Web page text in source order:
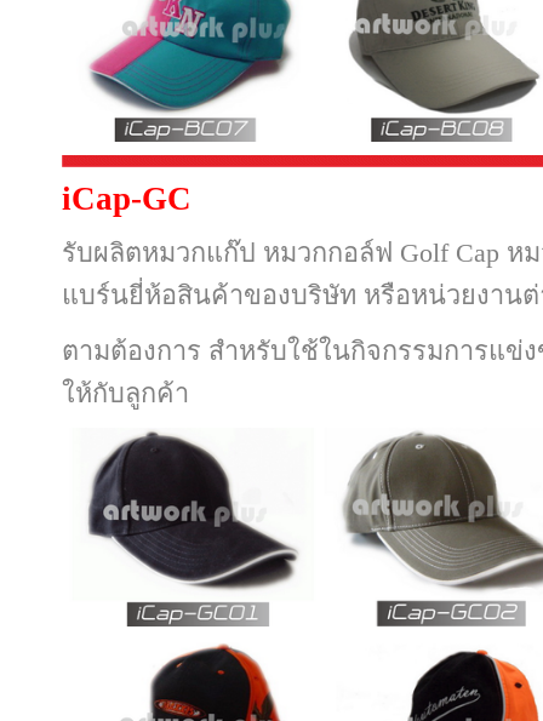
iCap-GC
รับผลิตหมวกแก๊ป หมวกกอล์ฟ Golf Cap ห
แบร์นยี่ห้อสินค้าของบริษัท หรือหน่วยงาน
ตามต้องการ สำหรับใช้ในกิจกรรมการแข่
ให้กับลูกค้า